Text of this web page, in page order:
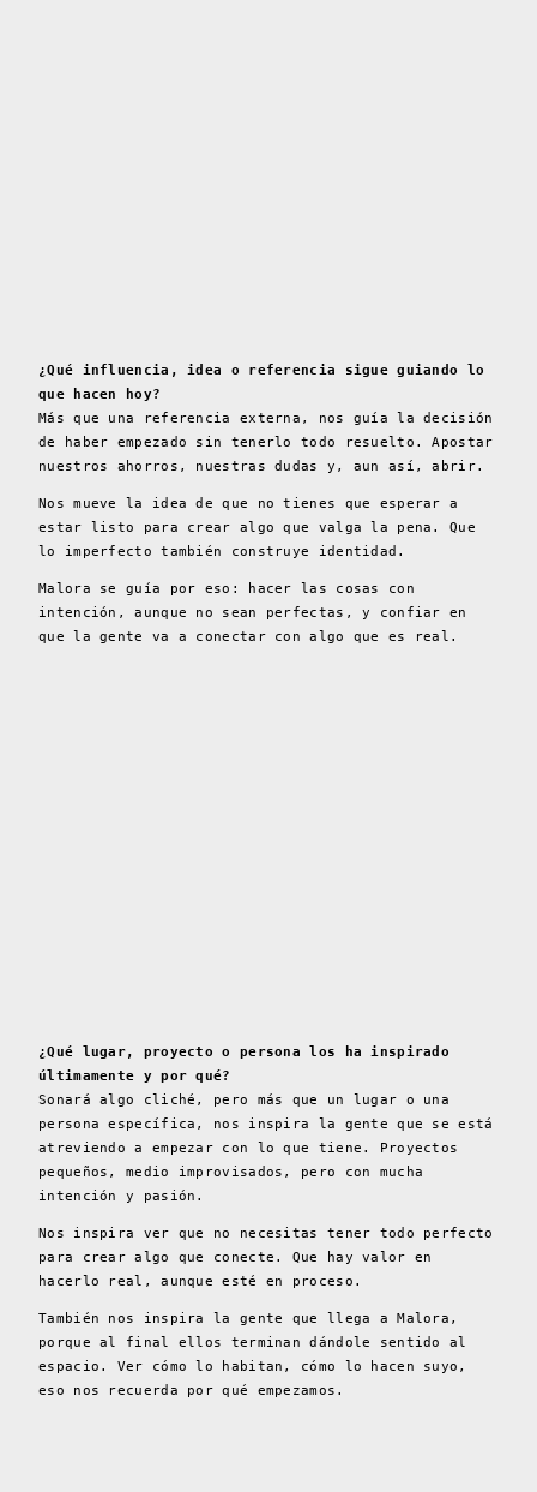
¿Qué influencia, idea o referencia sigue guiando lo
que hacen hoy?
Más que una referencia externa, nos guía la decisión
de haber empezado sin tenerlo todo resuelto. Apostar
nuestros ahorros, nuestras dudas y, aun así, abrir.
Nos mueve la idea de que no tienes que esperar a
estar listo para crear algo que valga la pena. Que
lo imperfecto también construye identidad.
Malora se guía por eso: hacer las cosas con
intención, aunque no sean perfectas, y confiar en
que la gente va a conectar con algo que es real.
¿Qué lugar, proyecto o persona los ha inspirado
últimamente y por qué?
Sonará algo cliché, pero más que un lugar o una
persona específica, nos inspira la gente que se está
atreviendo a empezar con lo que tiene. Proyectos
pequeños, medio improvisados, pero con mucha
intención y pasión.
Nos inspira ver que no necesitas tener todo perfecto
para crear algo que conecte. Que hay valor en
hacerlo real, aunque esté en proceso.
También nos inspira la gente que llega a Malora,
porque al final ellos terminan dándole sentido al
espacio. Ver cómo lo habitan, cómo lo hacen suyo,
eso nos recuerda por qué empezamos.